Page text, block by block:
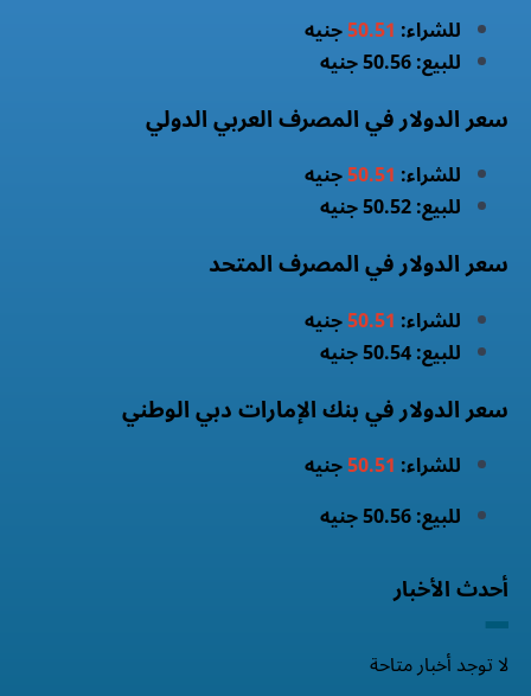
للشراء: 50.51جنيه
للبيع: 50.56 جنيه
سعر الدولار في المصرف العربي الدولي
للشراء: 50.51جنيه
للبيع: 50.52 جنيه
سعر الدولار في المصرف المتحد
للشراء: 50.51جنيه
للبيع: 50.54 جنيه
سعر الدولار في بنك الإمارات دبي الوطني
للشراء: 50.51جنيه
للبيع: 50.56 جنيه
أحدث الأخبار
لا توجد أخبار متاحة